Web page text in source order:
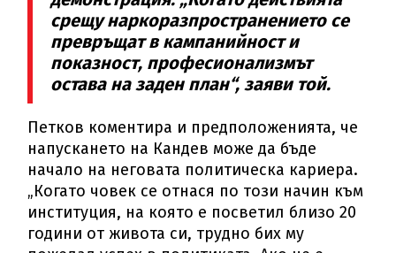
срещу наркоразпространението се
превръщат в кампанийност и
показност, професионализмът
остава на заден план“, заяви той.
Петков коментира и предположенията, че
напускането на Кандев може да бъде
начало на неговата политическа кариера.
„Когато човек се отнася по този начин към
институция, на която е посветил близо 20
години от живота си, трудно бих му